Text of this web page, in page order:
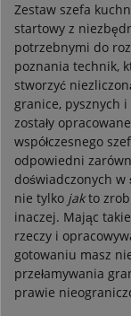
Zestaw szefa
startowy z
potrzebnymi do
poznania technik,
stworzyć
granice, pysznych i
zostały
współczesnego
odpowiedni
doświadczonych
nie tylko jakto
inaczej. Mając
rzeczy i
gotowaniu masz
przełamywania
prawie